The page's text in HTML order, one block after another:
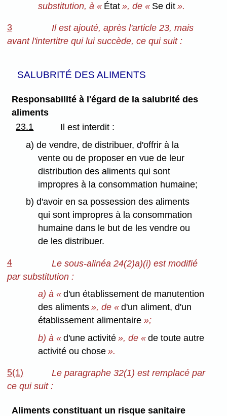
substitution, à « État », de « Se dit ».
3
Il est ajouté, après l'article 23, mais
avant l'intertitre qui lui succède, ce qui suit :
SALUBRITÉ DES ALIMENTS
Responsabilité à l'égard de la salubrité des
aliments
23.1
Il est interdit :
a) de vendre, de distribuer, d'offrir à la
vente ou de proposer en vue de leur
distribution des aliments qui sont
impropres à la consommation humaine;
b) d'avoir en sa possession des aliments
qui sont impropres à la consommation
humaine dans le but de les vendre ou
de les distribuer.
4
Le sous-alinéa 24(2)a)(i) est modifié
par substitution :
a) à «d'un établissement de manutention
des aliments », de «d'un aliment, d'un
établissement alimentaire»;
b) à «d'une activité », de «de toute autre
activité ou chose ».
5(1)
Le paragraphe 32(1) est remplacé par
ce qui suit :
Aliments constituant un risque sanitaire